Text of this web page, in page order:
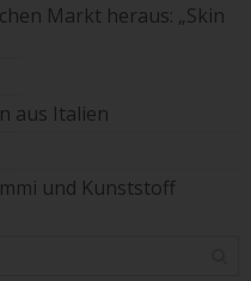
Markt heraus: „Skin
aus Italien
und Kunststoff